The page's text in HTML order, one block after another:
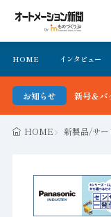
HOME インタビュー
お知らせ
新聞 最新号＆バックナン
HOME 新製品/サー